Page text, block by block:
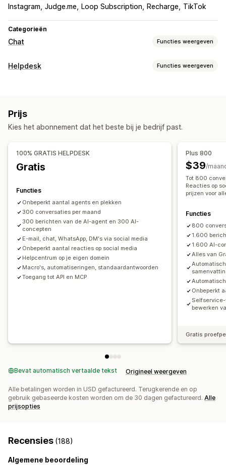
Instagram Judge.me Loop Subscription Recharge TikTok
Categorieën
Chat Functies weergeven
Berichten versturen in real time
Geautomatiseerde antwoorden
Veelgestelde vragen
Begroetingen
Updates van bestellingen
Transcript versturen
Kleur en lettertype
Welkomstberichten
Chatknoppen
Chattoewijzing Chatstromen Agentavatar
Helpdesk Functies weergeven
Helpcentrum
Op regels gebaseerde triggers
Spamdetectie Bestellingen volgen
Feedbackenquêtes Meerdere talen
Meerdere winkels
Analytics Rapporten
Prijs
Kies het abonnement dat het beste bij je bedrijf past.
100% GRATIS HELPDESK
Gratis
Functies
Onbeperkt aantal agents en plekken
300 conversaties per maand
300 berichten van de AI-agent en 300 AI-
concepten
E-mail, chat, WhatsApp, DM's via social media
Onbeperkt aantal reacties op social media
Helpcentrum op je eigen domein
Macro's, automatiseringen, standaardantwoorden
Toegang tot API en MCP
Plus 800
$39/
Tot 800
Reacties op
prijzen voor
Functies
800
1.600
1.600 AI-
Alles van
Onbeperkt
bewerken
Gratis
Bevat automatisch vertaalde tekst Origineel weergeven
Alle betalingen worden in USD gefactureerd. Terugkerende en op
gebruik gebaseerde kosten worden om de 30 dagen gefactureerd. Alle
prijsopties
Recensies (188)
Algemene beoordeling